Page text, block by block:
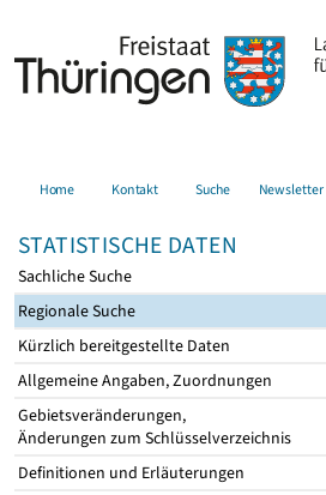
Home Kontakt Suche Newsletter
STATISTISCHE DATEN
Sachliche Suche
Regionale Suche
Kürzlich bereitgestellte Daten
Allgemeine Angaben, Zuordnungen
Gebietsveränderungen,
Änderungen zum Schlüsselverzeichnis
Definitionen und Erläuterungen